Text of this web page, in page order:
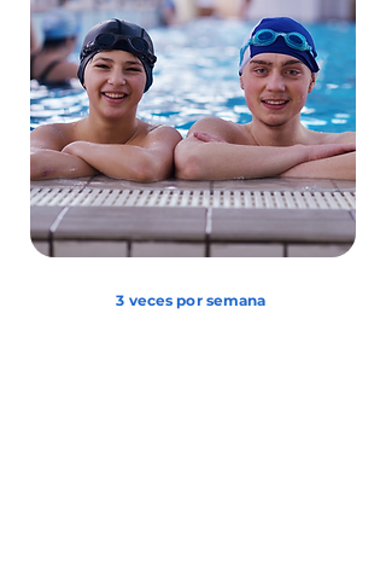
3 veces por semana